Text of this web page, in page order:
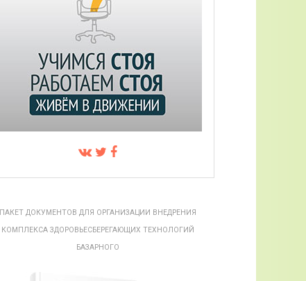
ПАКЕТ ДОКУМЕНТОВ ДЛЯ ОРГАНИЗАЦИИ ВНЕДРЕНИЯ
КОМПЛЕКСА ЗДОРОВЬЕСБЕРЕГАЮЩИХ ТЕХНОЛОГИЙ
БАЗАРНОГО